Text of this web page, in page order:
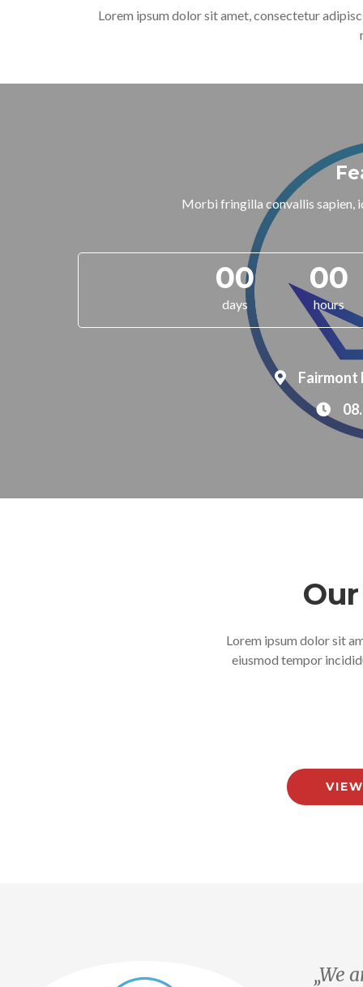
Lorem ipsum dolor sit amet, consectetur
Morbi fringilla convallis sapien,
00
days
00
hours
Fairmont
Lorem ipsum dolor sit
eiusmod tempor
„We